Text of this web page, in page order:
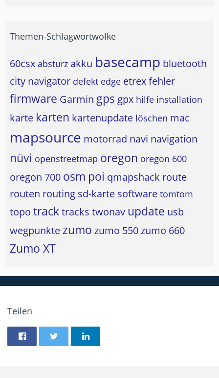
Themen-Schlagwortwolke
60csx absturz akku basecamp bluetooth
city navigator defekt edge etrexfehler
firmware Garmin gps gpx hilfe installation
karte karten kartenupdate löschen mac
mapsource motorrad navi navigation
nüvi openstreetmap oregon oregon 600
oregon 700 osm poi qmapshack route
routen routing sd-karte software tomtom
topo tracktracks twonav update usb
wegpunkte zumo zumo 550zumo 660
Zumo XT
Teilen